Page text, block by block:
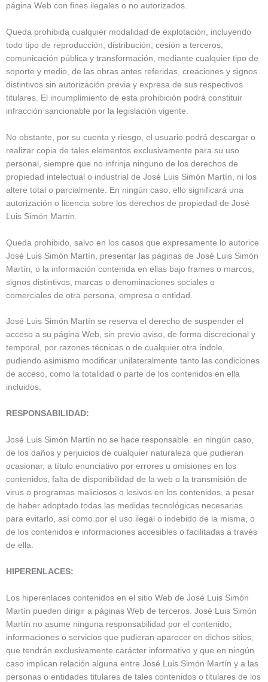
página Web con fines ilegales o no autorizados.
Queda prohibida cualquier modalidad de explotación, incluyendo
todo tipo de reproducción, distribución, cesión a terceros,
comunicación pública y transformación, mediante cualquier tipo de
soporte y medio, de las obras antes referidas, creaciones y signos
distintivos sin autorización previa y expresa de sus respectivos
titulares. El incumplimiento de esta prohibición podrá constituir
infracción sancionable por la legislación vigente.
No obstante, por su cuenta y riesgo, el usuario podrá descargar o
realizar copia de tales elementos exclusivamente para su uso
personal, siempre que no infrinja ninguno de los derechos de
propiedad intelectual o industrial de José Luis Simón Martín, ni los
altere total o parcialmente. En ningún caso, ello significará una
autorización o licencia sobre los derechos de propiedad de José
Luis Simón Martín.
Queda prohibido, salvo en los casos que expresamente lo autorice
José Luis Simón Martín, presentar las páginas de José Luis Simón
Martín, o la información contenida en ellas bajo frames o marcos,
signos distintivos, marcas o denominaciones sociales o
comerciales de otra persona, empresa o entidad.
José Luis Simón Martín se reserva el derecho de suspender el
acceso a su página Web, sin previo aviso, de forma discrecional y
temporal, por razones técnicas o de cualquier otra índole,
pudiendo asimismo modificar unilateralmente tanto las condiciones
de acceso, como la totalidad o parte de los contenidos en ella
incluidos.
RESPONSABILIDAD:
José Luis Simón Martín no se hace responsable en ningún caso,
de los daños y perjuicios de cualquier naturaleza que pudieran
ocasionar, a título enunciativo por errores u omisiones en los
contenidos, falta de disponibilidad de la web o la transmisión de
virus o programas maliciosos o lesivos en los contenidos, a pesar
de haber adoptado todas las medidas tecnológicas necesarias
para evitarlo, así como por el uso ilegal o indebido de la misma, o
de los contenidos e informaciones accesibles o facilitadas a través
de ella.
HIPERENLACES:
Los hiperenlaces contenidos en el sitio Web de José Luis Simón
Martín pueden dirigir a páginas Web de terceros. José Luis Simón
Martín no asume ninguna responsabilidad por el contenido,
informaciones o servicios que pudieran aparecer en dichos sitios,
que tendrán exclusivamente carácter informativo y que en ningún
caso implican relación alguna entre José Luis Simón Martín y a las
personas o entidades titulares de tales contenidos o titulares de los